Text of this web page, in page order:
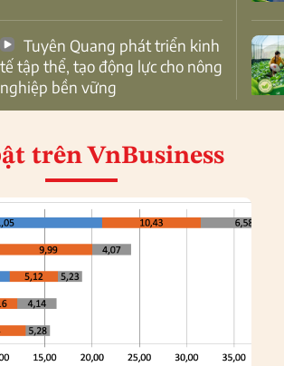
tế tập thể, tạo động lực cho nông
nghiệp bền vững
trên VnBusiness